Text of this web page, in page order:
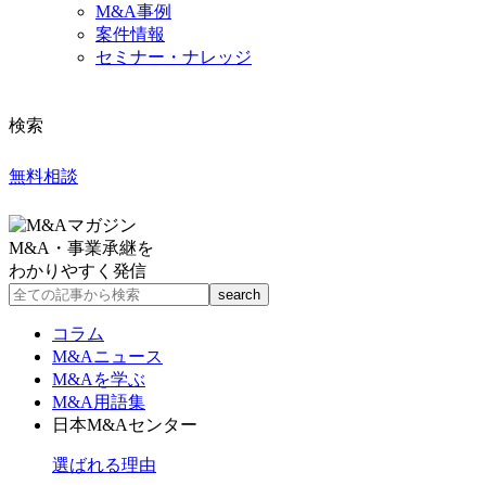
M&A事例
案件情報
セミナー・ナレッジ
検索
無料相談
M&A・事業承継を
わかりやすく発信
コラム
M&Aニュース
M&Aを学ぶ
M&A用語集
日本M&Aセンター
選ばれる理由